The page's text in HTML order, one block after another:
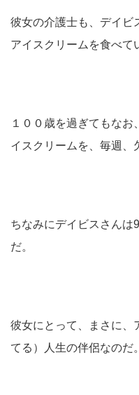
彼女の介護士も、デイビ
アイスクリームを食べて
１００歳を過ぎてもな
イスクリームを、毎週、
ちなみにデイビスさんは
だ。
彼女にとって、まさに、
てる）人生の伴侶なのだ。